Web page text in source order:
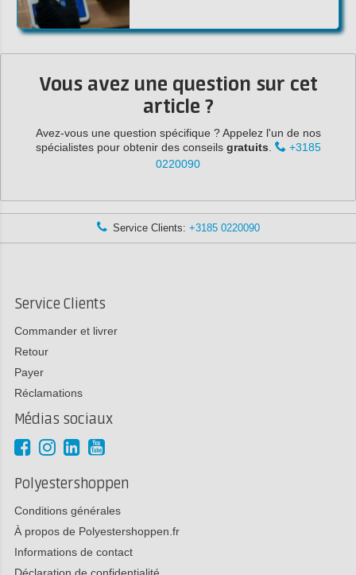
Vous avez une question sur cet
article ?
Avez-vous une question spécifique ? Appelez l'un de nos
spécialistes pour obtenir des conseils gratuits
+3185
0220090
Service Clients: +3185 0220090
Service Clients
Commander et livrer
Retour
Payer
Réclamations
Médias sociaux
Polyestershoppen
Conditions générales
À propos de Polyestershoppen.fr
Informations de contact
Déclaration de confidentialité